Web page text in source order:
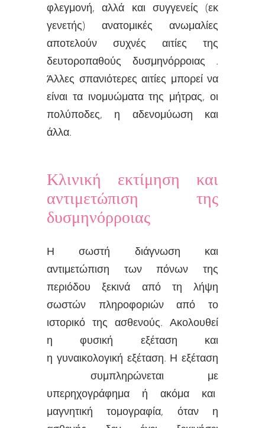
φλεγμονή, αλλά και συγγενείς (εκ
γενετής) ανατομικές ανωμαλίες
αποτελούν συχνές αιτίες της
δευτοροπαθούς δυσμηνόρροιας .
Άλλες σπανιότερες αιτίες μπορεί να
είναι τα ινομυώματα της μήτρας, οι
πολύποδες, η αδενομύωση και
άλλα.
Κλινική εκτίμηση και
αντιμετώπιση της
δυσμηνόρροιας
Η σωστή διάγνωση και
αντιμετώπιση των πόνων της
περιόδου ξεκινά από τη λήψη
σωστών πληροφοριών από το
ιστορικό της ασθενούς. Ακολουθεί
η φυσική εξέταση και
η γυναικολογική εξέταση. Η εξέταση
συμπληρώνεται με
υπερηχογράφημα ή ακόμα και
μαγνητική τομογραφία, όταν η